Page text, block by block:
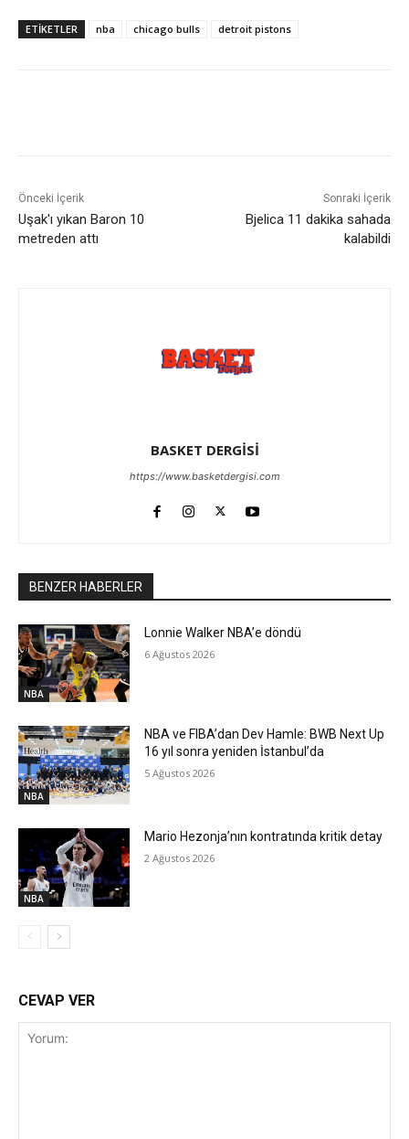
ETIKETLER nba chicago bulls detroit pistons
Önceki İçerik
Uşak'ı yıkan Baron 10
metreden attı
Sonraki İçerik
Bjelica 11 dakika sahada
kalabildi
BASKET DERGİSİ
https://www.basketdergisi.com
BENZER HABERLER
NBA
Lonnie Walker NBA’e döndü
6 Ağustos 2026
NBA
NBA ve FIBA’dan Dev Hamle: BWB Next Up
16 yıl sonra yeniden İstanbul’da
5 Ağustos 2026
NBA
Mario Hezonja’nın kontratında kritik detay
2 Ağustos 2026
CEVAP VER